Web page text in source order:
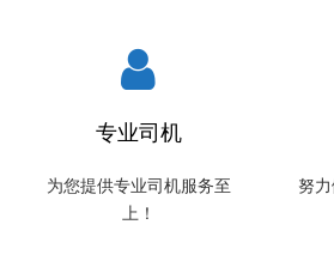
专业司机
为您提供专业司机服务至
上！
努